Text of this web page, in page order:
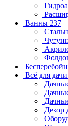
Ванны 237
Всё для дачи
Декор